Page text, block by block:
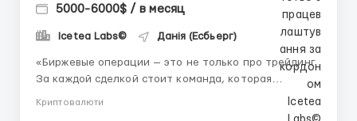
5000-6000$ / в месяц
Icetea Labs© Данія (Есбьерг)
«Биржевые операции — это не только про трейдинг.
За каждой сделкой стоит команда, которая
Криптовалюти